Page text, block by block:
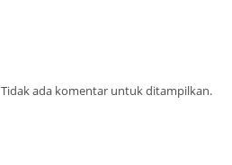
Tidak ada komentar untuk ditampilkan.